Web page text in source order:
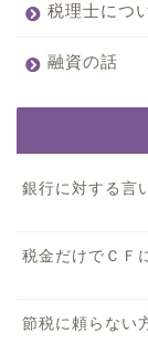
税理士につ
融資の話
銀行に対する言
税金だけでＣＦ
節税に頼らない